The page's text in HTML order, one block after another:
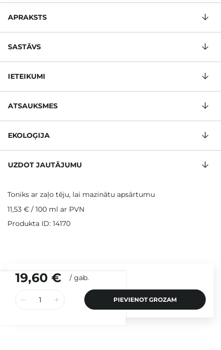
19,60 € / gab.
PIEVIENOT GROZAM
APRAKSTS
SASTĀVS
IETEIKUMI
ATSAUKSMES
EKOLOĢIJA
UZDOT JAUTĀJUMU
Toniks ar zaļo tēju, lai mazinātu apsārtumu
11,53 € / 100 ml ar PVN
Produkta ID: 14170